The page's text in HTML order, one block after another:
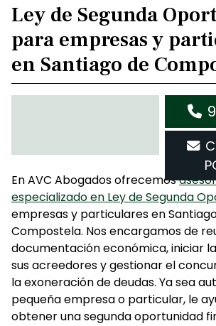
Ley de Segunda
para empresas y
en Santiago de
En AVC Abogados ofrecemos
especializado en Ley de Segunda
empresas y particulares en
Compostela. Nos encargamos de
documentación económica, iniciar
sus acreedores y gestionar el
la exoneración de deudas. Ya sea
pequeña empresa o particular, le
obtener una segunda oportunidad